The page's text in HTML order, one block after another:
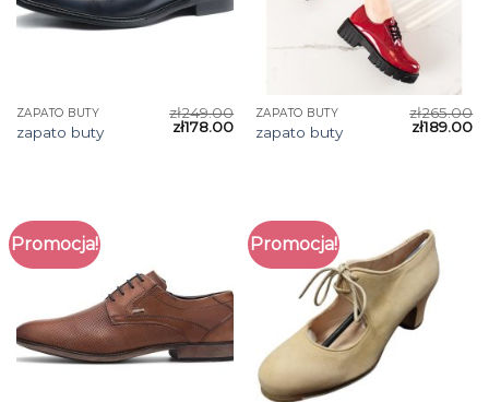
ZAPATO BUTY
zapato buty
zł249.00
zł178.00
ZAPATO BUTY
zapato buty
zł265.00
zł189.00
Promocja! Promocja!